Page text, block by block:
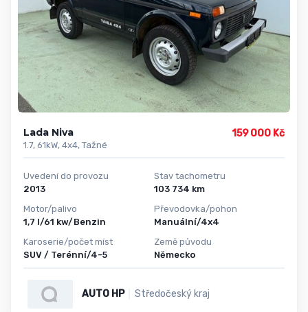
Lada Niva
1.7, 61kW, 4x4, Tažné
159 000 Kč
Uvedení do provozu
2013
Motor/palivo
1,7 l/61 kw/Benzin
Karoserie/počet míst
SUV / Terénní/4-5
Stav tachometru
103 734 km
Převodovka/pohon
Manuální/4x4
Země původu
Německo
AUTO HP Středočeský kraj